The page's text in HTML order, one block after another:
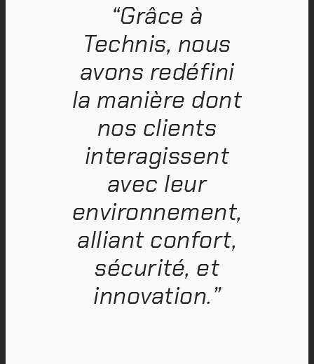
“Grâce à
Technis, nous
avons redéfini
la manière dont
nos clients
interagissent
avec leur
environnement,
alliant confort,
sécurité, et
innovation.”